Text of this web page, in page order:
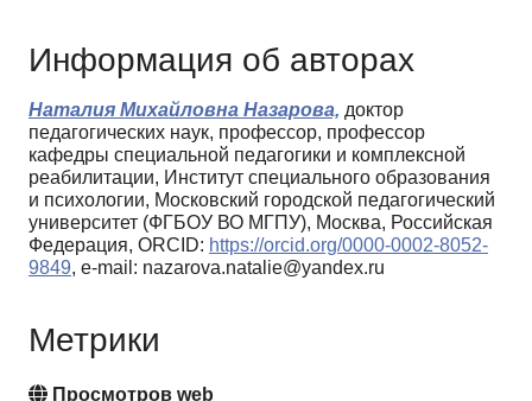
Информация об авторах
Наталия Михайловна Назарова, доктор
педагогических наук, профессор, профессор
кафедры специальной педагогики и комплексной
реабилитации, Институт специального образования
и психологии, Московский городской педагогический
университет (ФГБОУ ВО МГПУ), Москва, Российская
Федерация, ORCID: https://orcid.org/0000-0002-8052-
9849, e-mail: nazarova.natalie@yandex.ru
Метрики
Просмотров web